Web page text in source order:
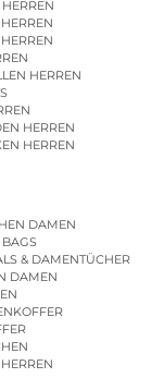
HERREN
HERREN
HERREN
DAMEN
& DAMENTÜCHER
DAMEN